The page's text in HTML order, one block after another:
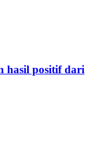
hasil positif dari